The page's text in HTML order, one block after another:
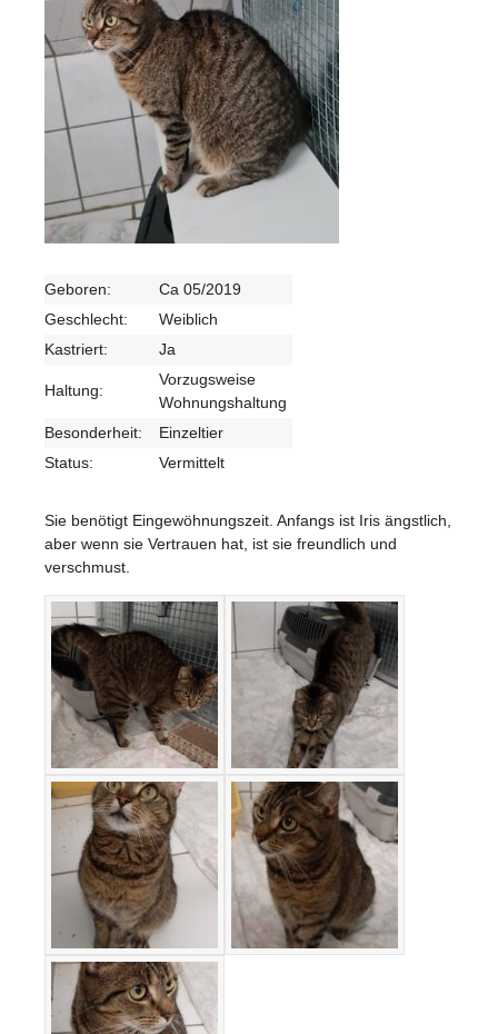
Geboren:
Ca 05/2019
Geschlecht:
Weiblich
Kastriert:
Ja
Haltung:
Vorzugsweise
Wohnungshaltung
Besonderheit:
Einzeltier
Status:
Vermittelt
Sie benötigt Eingewöhnungszeit. Anfangs ist Iris ängstlich,
aber wenn sie Vertrauen hat, ist sie freundlich und
verschmust.